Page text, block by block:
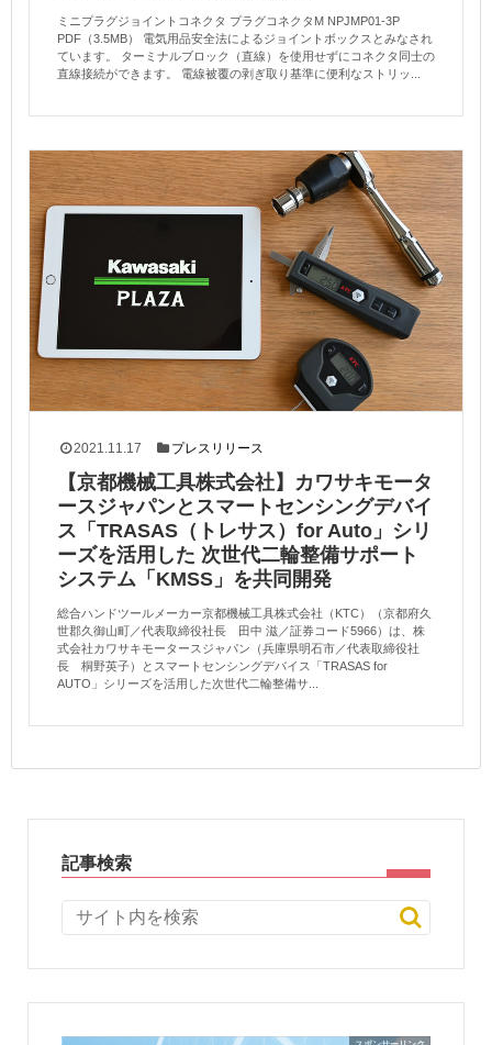
ミニプラグジョイントコネクタ プラグコネクタM NPJMP01-3P
PDF（3.5MB） 電気用品安全法によるジョイントボックスとみなされ
ています。 ターミナルブロック（直線）を使用せずにコネクタ同士の
直線接続ができます。 電線被覆の剥ぎ取り基準に便利なストリッ...
2021.11.17 プレスリリース
【京都機械工具株式会社】カワサキモータ
ースジャパンとスマートセンシングデバイ
ス「TRASAS（トレサス）for Auto」シリ
ーズを活用した 次世代二輪整備サポート
システム「KMSS」を共同開発
総合ハンドツールメーカー京都機械工具株式会社（KTC）（京都府久
世郡久御山町／代表取締役社長 田中 滋／証券コード5966）は、株
式会社カワサキモータースジャパン（兵庫県明石市／代表取締役社
長 桐野英子）とスマートセンシングデバイス「TRASAS for
AUTO」シリーズを活用した次世代二輪整備サ...
記事検索